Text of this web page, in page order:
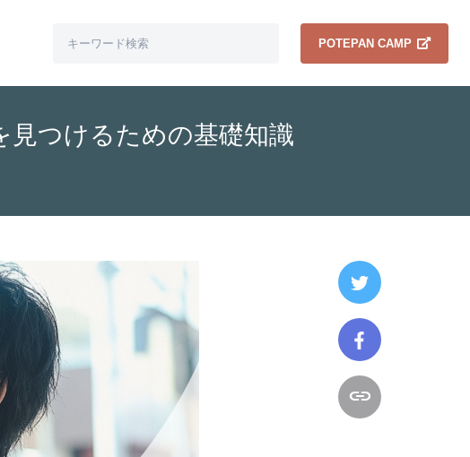
POTEPAN CAMP
見つけるための基礎知識